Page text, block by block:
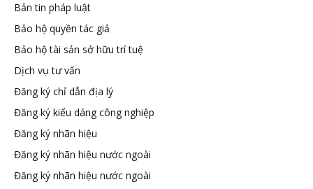
Đại
diện
Bản tin pháp luật
Bảo hộ quyền tác giả
Bảo hộ tài sản sở hữu trí tuệ
Dịch vụ tư vấn
Đăng ký chỉ dẫn địa lý
Đăng ký kiểu dáng công nghiệp
Đăng ký nhãn hiệu
Đăng ký nhãn hiệu nước ngoài
Đăng ký nhãn hiệu nước ngoài